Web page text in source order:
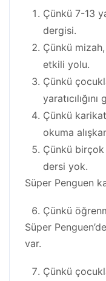
Çünkü 7-13
dergisi.
Çünkü
etkili yolu.
Çünkü
Çünkü
okuma
Çünkü
dersi yok.
Süper Penguen
Çünkü
Süper
var.
Çünkü